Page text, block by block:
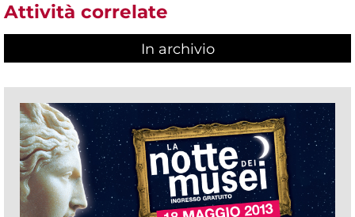
Attività correlate
In archivio